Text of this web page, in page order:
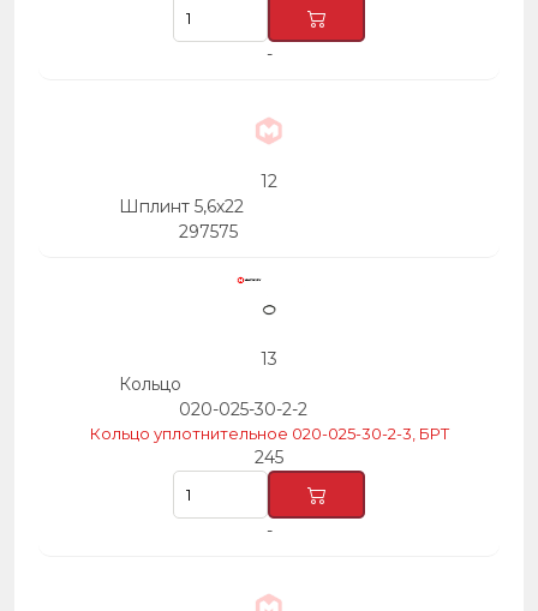
-
12
Шплинт 5,6х22
297575
13
Кольцо
020-025-30-2-2
Кольцо уплотнительное 020-025-30-2-3, БРТ
245
-